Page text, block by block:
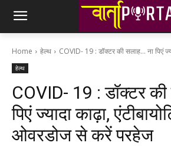
Home हेल्थ COVID- 19 : डॉक्टर की सलाह... ना पिएं
हेल्थ
COVID- 19 : डॉक्टर
पिएं ज्यादा काढ़ा,
ओवरडोज से करें परहेज